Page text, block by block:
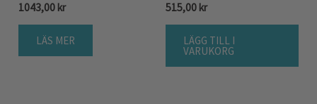
1043,00 kr
LÄS MER
515,00 kr
LÄGG TILL I
VARUKORG